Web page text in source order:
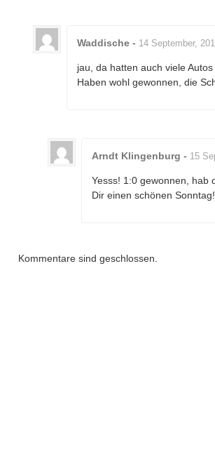
Waddische - 14 September,
jau, da hatten auch viele
Haben wohl gewonnen, die
Arndt Klingenburg - 15
Yesss! 1:0 gewonnen, hab
Dir einen schönen Sonntag!
Kommentare sind geschlossen.